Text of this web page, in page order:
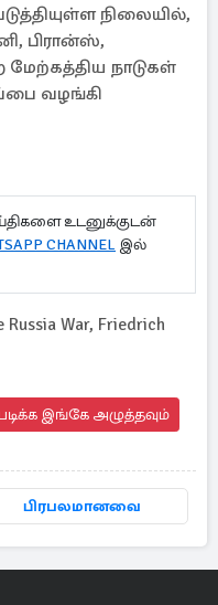
நிலையில்,
பிரான்ஸ்,
மேற்கத்திய நாடுகள்
வழங்கி
உடனுக்குடன்
CHANNEL இல்
War, Friedrich
இங்கே அழுத்தவும்
பிரபலமானவை